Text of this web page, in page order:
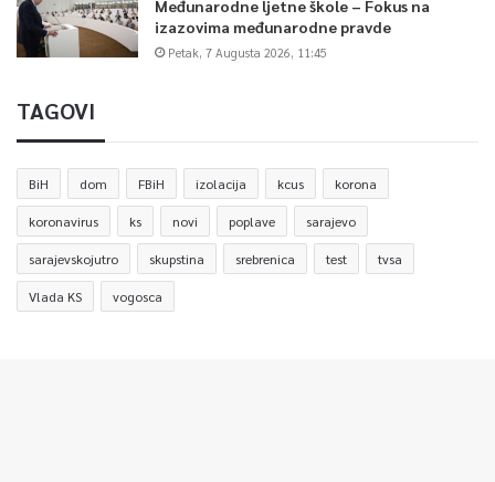
Međunarodne ljetne škole – Fokus na
izazovima međunarodne pravde
Petak, 7 Augusta 2026, 11:45
TAGOVI
BiH dom FBiH izolacija kcus korona
koronavirus ks novi poplave sarajevo
sarajevskojutro skupstina srebrenica test tvsa
Vlada KS vogosca